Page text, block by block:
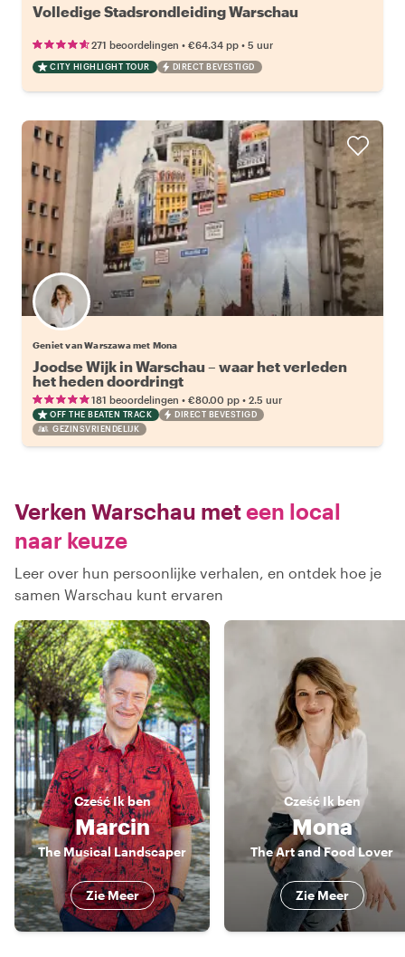
Volledige Stadsrondleiding Warschau
271 beoordelingen • €64.34 pp • 5 uur
CITY HIGHLIGHT TOUR DIRECT BEVESTIGD
Geniet van Warszawa met Mona
Joodse Wijk in Warschau – waar het verleden
het heden doordringt
181 beoordelingen • €80.00 pp • 2.5 uur
OFF THE BEATEN TRACK
DIRECT BEVESTIGD
GEZINSVRIENDELIJK
Verken Warschau meteen local
naar keuze
Leer over hun persoonlijke verhalen, en ontdek hoe je
samen Warschau kunt ervaren
CześćIk ben
Marcin
The Musical Landscaper
Zie Meer
Cześć Ik ben
Mona
The Art and Food Lover
Zie Meer